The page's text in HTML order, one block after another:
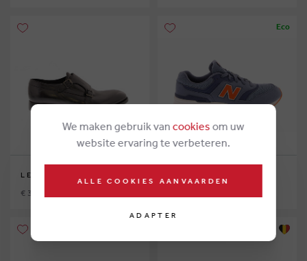
LEMARGO
€ 375,00
Eco
We maken gebruik van cookies om uw
website ervaring te verbeteren.
ALLE COOKIES AANVAARDEN
ADAPTER